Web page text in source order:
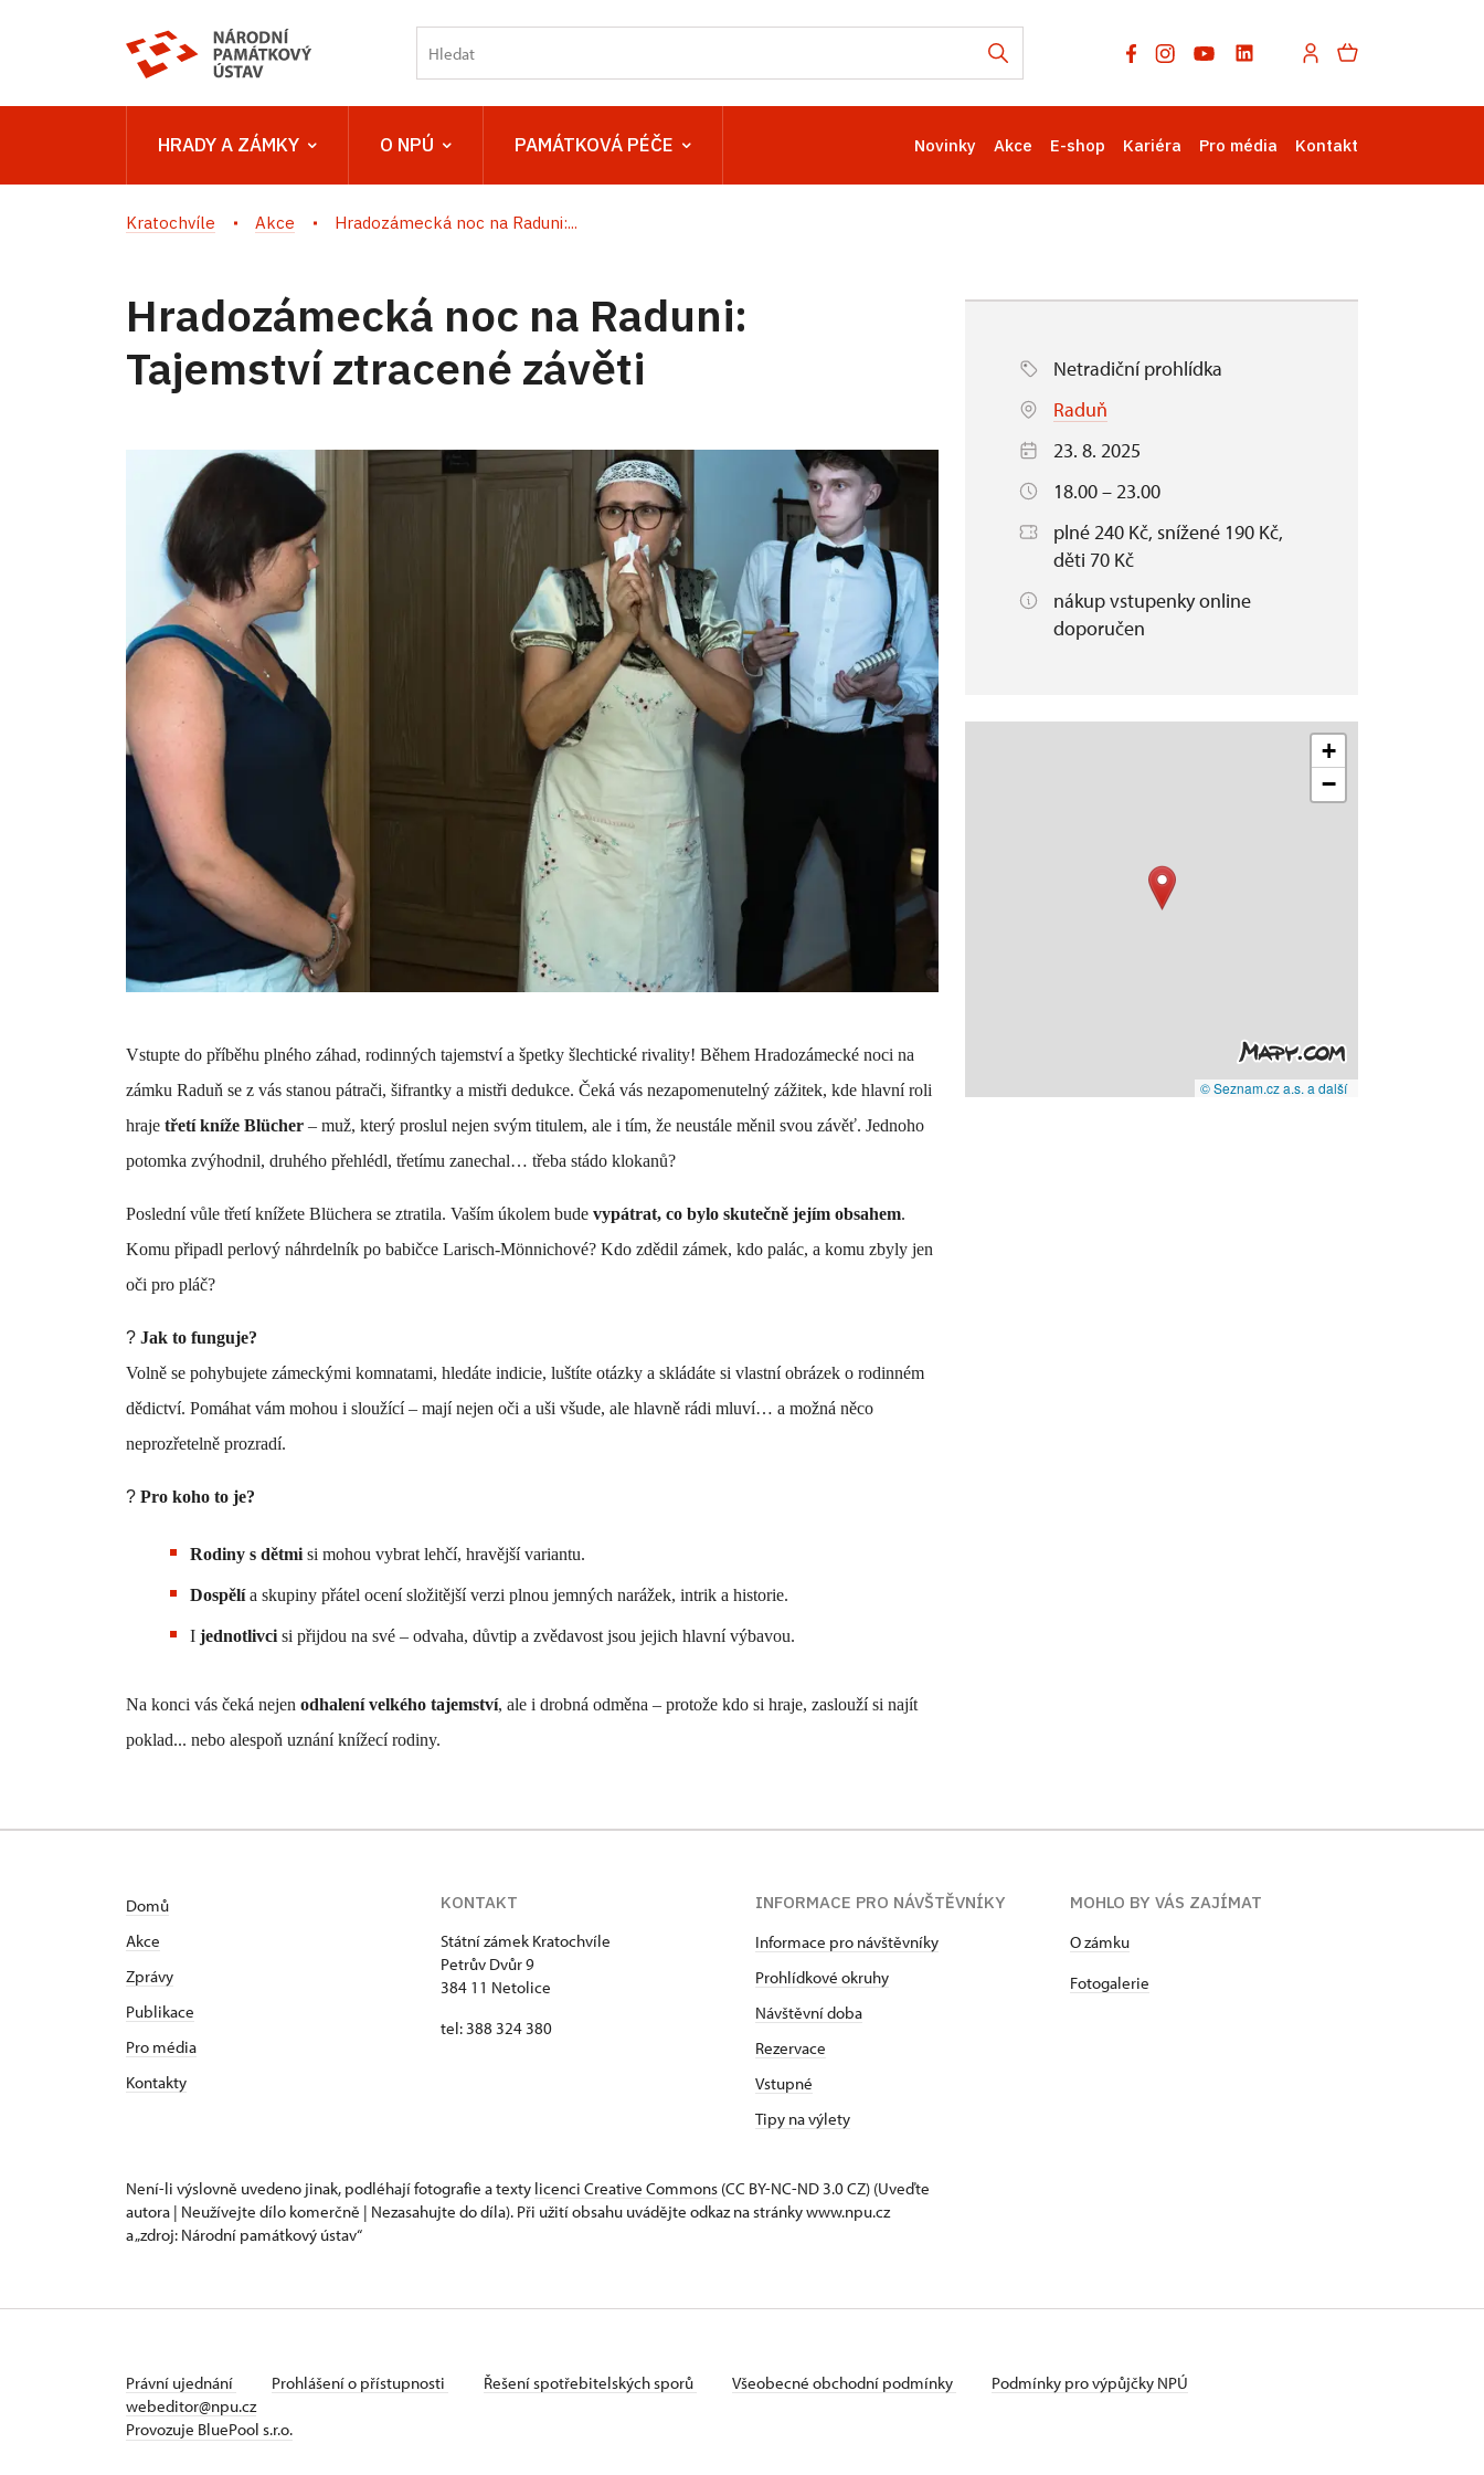
HRADY A ZÁMKY O NPÚ PAMÁTKOVÁ PÉČE Novinky Akce E-shop Kariéra Pro média Kontakt
Kratochvíle Akce Hradozámecká noc na Raduni:...
Hradozámecká noc na Raduni:
Tajemství ztracené závěti
Vstupte do příběhu plného záhad, rodinných tajemství a špetky šlechtické rivality! Během Hradozámecké noci na
zámku Raduň se z vás stanou pátrači, šifrantky a mistři dedukce. Čeká vás nezapomenutelný zážitek, kde hlavní roli
hraje třetí kníže Blücher – muž, který proslul nejen svým titulem, ale i tím, že neustále měnil svou závěť. Jednoho
potomka zvýhodnil, druhého přehlédl, třetímu zanechal… třeba stádo klokanů?
Poslední vůle třetí knížete Blüchera se ztratila. Vaším úkolem bude vypátrat, co bylo skutečně jejím obsahem.
Komu připadl perlový náhrdelník po babičce Larisch-Mönnichové? Kdo zdědil zámek, kdo palác, a komu zbyly jen
oči pro pláč?
? Jak to funguje?
Volně se pohybujete zámeckými komnatami, hledáte indicie, luštíte otázky a skládáte si vlastní obrázek o rodinném
dědictví. Pomáhat vám mohou i sloužící – mají nejen oči a uši všude, ale hlavně rádi mluví… a možná něco
neprozřetelně prozradí.
? Pro koho to je?
Rodiny s dětmi si mohou vybrat lehčí, hravější variantu.
Dospělía skupiny přátel ocení složitější verzi plnou jemných narážek, intrik a historie.
I jednotlivci si přijdou na své – odvaha, důvtip a zvědavost jsou jejich hlavní výbavou.
Na konci vás čeká nejen odhalení velkého tajemství, ale i drobná odměna – protože kdo si hraje, zaslouží si najít
poklad... nebo alespoň uznání knížecí rodiny.
Netradiční prohlídka
Raduň
23. 8. 2025
18.00 – 23.00
plné 240 Kč, snížené 190 Kč,
děti 70 Kč
nákup vstupenky online
doporučen
+
−
© Seznam.cz a.s. a další
Domů
Akce
Zprávy
Publikace
Pro média
Kontakty
KONTAKT
Státní zámek Kratochvíle
Petrův Dvůr 9
384 11 Netolice
tel: 388 324 380
INFORMACE PRO NÁVŠTĚVNÍKY
Informace pro návštěvníky
Prohlídkové okruhy
Návštěvní doba
Rezervace
Vstupné
Tipy na výlety
MOHLO BY VÁS ZAJÍMAT
​​​​​​O zámku
Fotogalerie
Není-li výslovně uvedeno jinak, podléhají fotografie a texty licenci Creative Commons (CC BY-NC-ND 3.0 CZ) (Uveďte
autora | Neužívejte dílo komerčně | Nezasahujte do díla). Při užití obsahu uvádějte odkaz na stránky www.npu.cz
a „zdroj: Národní památkový ústav“
Právní ujednání Prohlášení o přístupnosti Řešení spotřebitelských sporů Všeobecné obchodní podmínky
Podmínky pro výpůjčky NPÚ
webeditor@npu.cz
Provozuje BluePool s.r.o.